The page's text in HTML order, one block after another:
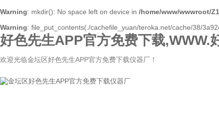
Warning: mkdir(): No space left on device in /home/www/wwwroot/
Warning: file_put_contents(./cachefile_yuan/teroka.net/cache/38/
好色先生APP官方免费下载,WWW.
欢迎光临金坛区好色先生APP官方免费下载仪器厂！